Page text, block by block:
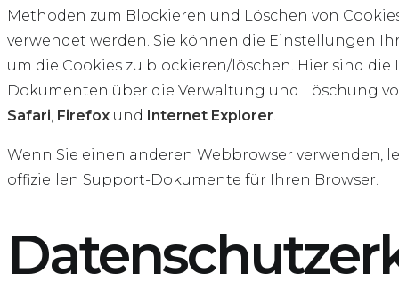
Methoden zum Blockieren und Löschen von
verwendet werden. Sie können die Einstellungen
um die Cookies zu blockieren/löschen. Hier sind die
Dokumenten über die Verwaltung und Löschung
Safari Firefox und Internet Explorer
Wenn Sie einen anderen Webbrowser verwenden,
offiziellen Support-Dokumente für Ihren Browser.